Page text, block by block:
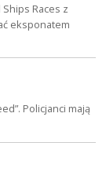
Races z
eksponatem
Policjanci mają